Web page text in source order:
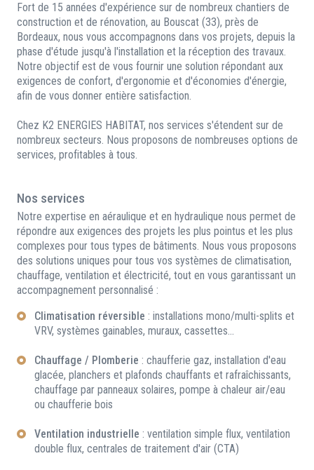
Fort de 15 années d'expérience sur de nombreux chantiers de
construction et de rénovation, au Bouscat (33), près de
Bordeaux, nous vous accompagnons dans vos projets, depuis la
phase d'étude jusqu'à l'installation et la réception des travaux.
Notre objectif est de vous fournir une solution répondant aux
exigences de confort, d'ergonomie et d'économies d'énergie,
afin de vous donner entière satisfaction.
Chez K2 ENERGIES HABITAT, nos services s'étendent sur de
nombreux secteurs. Nous proposons de nombreuses options de
services, profitables à tous.
Nos services
Notre expertise en aéraulique et en hydraulique nous permet de
répondre aux exigences des projets les plus pointus et les plus
complexes pour tous types de bâtiments. Nous vous proposons
des solutions uniques pour tous vos systèmes de climatisation,
chauffage, ventilation et électricité, tout en vous garantissant un
accompagnement personnalisé :
Climatisation réversible : installations mono/multi-splits et
VRV, systèmes gainables, muraux, cassettes...
Chauffage / Plomberie : chaufferie gaz, installation d'eau
glacée, planchers et plafonds chauffants et rafraîchissants,
chauffage par panneaux solaires, pompe à chaleur air/eau
ou chaufferie bois
Ventilation industrielle : ventilation simple flux, ventilation
double flux, centrales de traitement d'air (CTA)